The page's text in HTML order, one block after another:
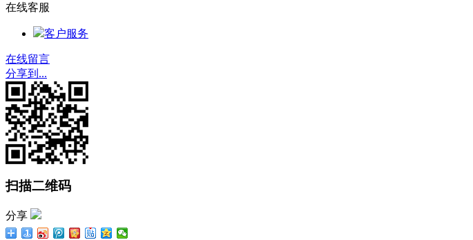
在线客服
客户服务
在线留言
分享到...
扫描二维码
分享